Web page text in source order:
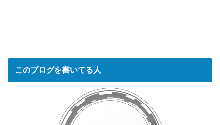
このブログを書いてる人